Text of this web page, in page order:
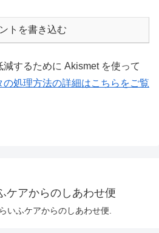
トを書き込む
するために Akismet を使って
の処理方法の詳細はこちらをご覧
ケアからのしあわせ便
いふケアからのしあわせ便.